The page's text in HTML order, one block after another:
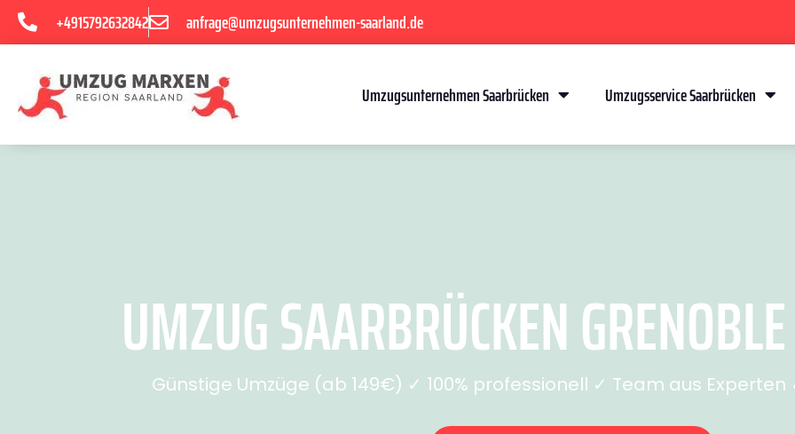
+4915792632842 anfrage@umzugsunternehmen-saarland.de
Umzugsunternehmen Saarbrücken Umzugsservice Saarbrücken
UMZUG SAARBRÜCKEN
Günstige Umzüge (ab 149€) ✓ 100% professionell ✓ Team aus